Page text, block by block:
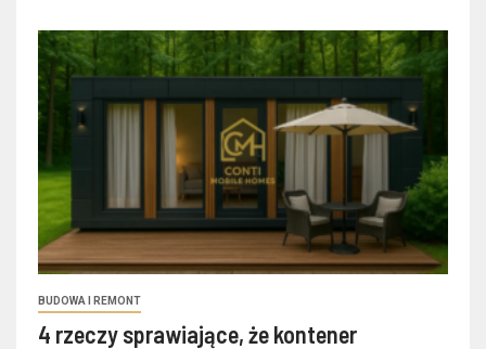
BUDOWA I REMONT
4 rzeczy sprawiające, że kontener